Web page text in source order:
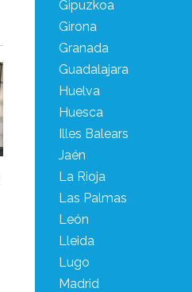
Gipuzkoa
Girona
Granada
Guadalajara
Huelva
Huesca
Illes Balears
Jaén
La Rioja
Las Palmas
León
Lleida
Lugo
Madrid